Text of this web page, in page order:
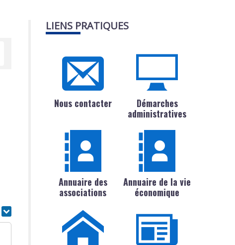
LIENS PRATIQUES
Nous contacter
Démarches
administratives
Annuaire des
associations
Annuaire de la vie
économique